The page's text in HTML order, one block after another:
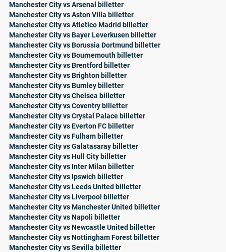
Manchester City vs Arsenal billetter
Manchester City vs Aston Villa billetter
Manchester City vs Atletico Madrid billetter
Manchester City vs Bayer Leverkusen billetter
Manchester City vs Borussia Dortmund billetter
Manchester City vs Bournemouth billetter
Manchester City vs Brentford billetter
Manchester City vs Brighton billetter
Manchester City vs Burnley billetter
Manchester City vs Chelsea billetter
Manchester City vs Coventry billetter
Manchester City vs Crystal Palace billetter
Manchester City vs Everton FC billetter
Manchester City vs Fulham billetter
Manchester City vs Galatasaray billetter
Manchester City vs Hull City billetter
Manchester City vs Inter Milan billetter
Manchester City vs Ipswich billetter
Manchester City vs Leeds United billetter
Manchester City vs Liverpool billetter
Manchester City vs Manchester United billetter
Manchester City vs Napoli billetter
Manchester City vs Newcastle United billetter
Manchester City vs Nottingham Forest billetter
Manchester City vs Sevilla billetter